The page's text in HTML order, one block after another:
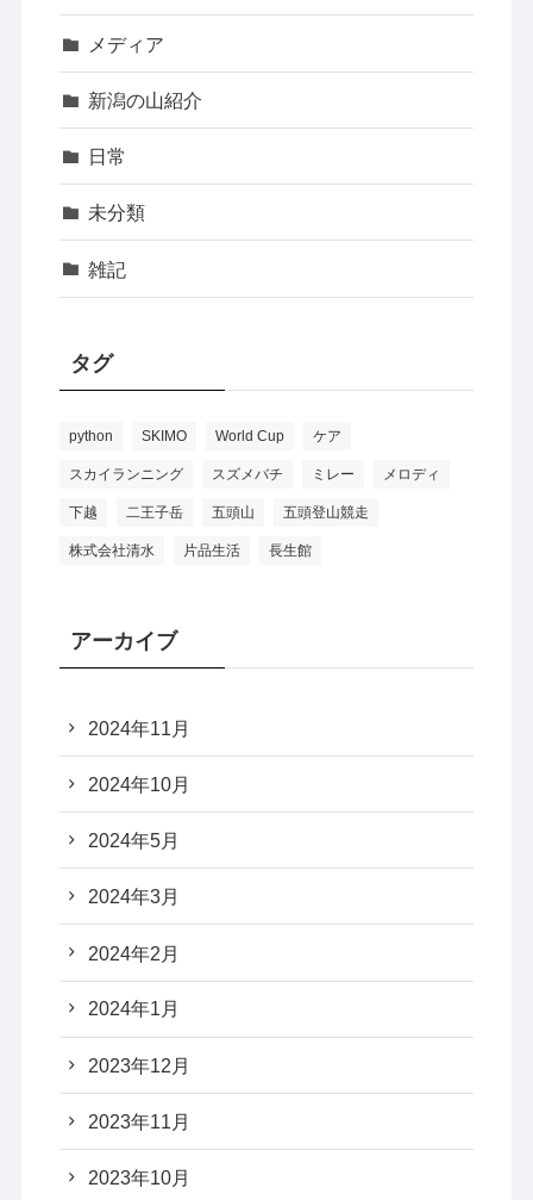
メディア
新潟の山紹介
日常
未分類
雑記
タグ
python SKIMO World Cup ケア
スカイランニング スズメバチ ミレー メロディ
下越 二王子岳 五頭山 五頭登山競走
株式会社清水 片品生活 長生館
アーカイブ
2024年11月
2024年10月
2024年5月
2024年3月
2024年2月
2024年1月
2023年12月
2023年11月
2023年10月